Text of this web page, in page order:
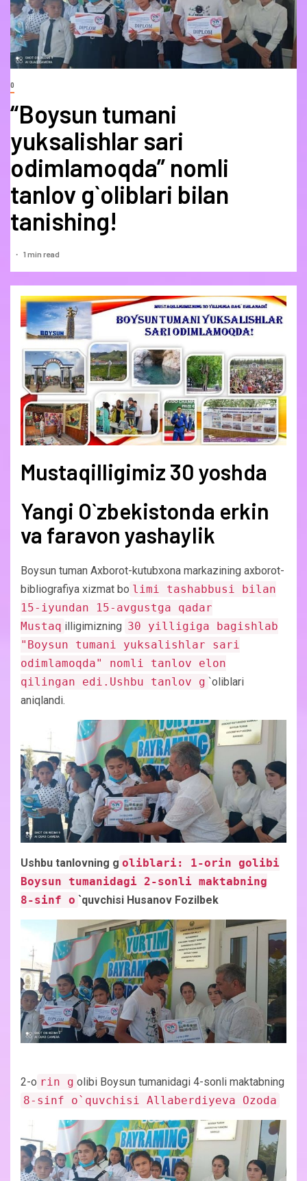
0
“Boysun tumani
yuksalishlar sari
odimlamoqda” nomli
tanlov g`oliblari bilan
tanishing!
1 min read
Mustaqilligimiz 30 yoshda
Yangi O`zbekistonda erkin
va faravon yashaylik
Boysun tuman Axborot-kutubxona markazining axborot-
bibliografiya xizmat bo limi tashabbusi bilan
15-iyundan 15-avgustga qadar
Mustaq illigimizning 30 yilligiga bagishlab
"Boysun tumani yuksalishlar sari
odimlamoqda" nomli tanlov elon
qilingan edi.Ushbu tanlov g `oliblari
aniqlandi.
Ushbu tanlovning g oliblari: 1-orin golibi
Boysun tumanidagi 2-sonli maktabning
8-sinf o `quvchisi Husanov Fozilbek
2-o rin g olibi Boysun tumanidagi 4-sonli maktabning
8-sinf o`quvchisi Allaberdiyeva Ozoda